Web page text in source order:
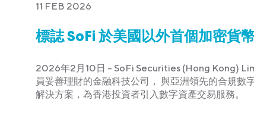
11 FEB 2026
標誌 SoFi 於美國以外首個加密貨
2026年2月10日 – SoFi Securities (Hong Kong)
員妥善理財的金融科技公司， 與亞洲領先的合規
解決方案，為香港投資者引入數字資產交易服務。